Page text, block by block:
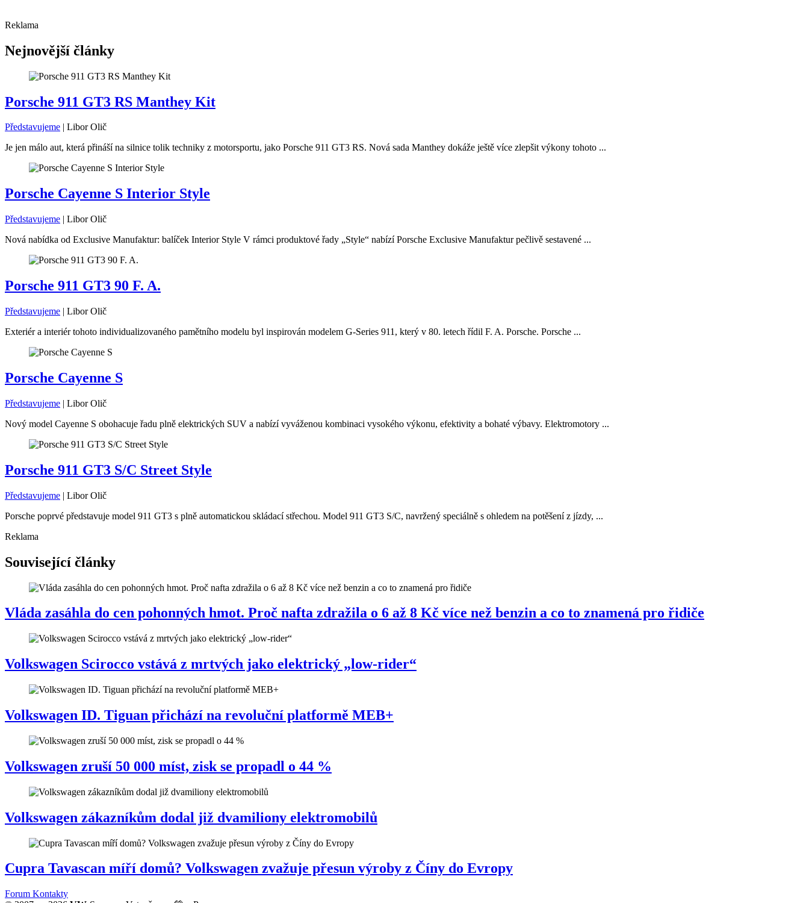
Reklama
Nejnovější články
Porsche 911 GT3 RS Manthey Kit
Představujeme | Libor Olič
Je jen málo aut, která přináší na silnice tolik techniky z motorsportu, jako Porsche 911 GT3 RS. Nová sada Manthey dokáže ještě více zlepšit výkony tohoto ...
Porsche Cayenne S Interior Style
Představujeme | Libor Olič
Nová nabídka od Exclusive Manufaktur: balíček Interior Style V rámci produktové řady „Style“ nabízí Porsche Exclusive Manufaktur pečlivě sestavené ...
Porsche 911 GT3 90 F. A.
Představujeme | Libor Olič
Exteriér a interiér tohoto individualizovaného pamětního modelu byl inspirován modelem G-Series 911, který v 80. letech řídil F. A. Porsche. Porsche ...
Porsche Cayenne S
Představujeme | Libor Olič
Nový model Cayenne S obohacuje řadu plně elektrických SUV a nabízí vyváženou kombinaci vysokého výkonu, efektivity a bohaté výbavy. Elektromotory ...
Porsche 911 GT3 S/C Street Style
Představujeme | Libor Olič
Porsche poprvé představuje model 911 GT3 s plně automatickou skládací střechou. Model 911 GT3 S/C, navržený speciálně s ohledem na potěšení z jízdy, ...
Reklama
Související články
Vláda zasáhla do cen pohonných hmot. Proč nafta zdražila o 6 až 8 Kč více než benzin a co to znamená pro řidiče
Volkswagen Scirocco vstává z mrtvých jako elektrický „low-rider“
Volkswagen ID. Tiguan přichází na revoluční platformě MEB+
Volkswagen zruší 50 000 míst, zisk se propadl o 44 %
Volkswagen zákazníkům dodal již dvamiliony elektromobilů
Cupra Tavascan míří domů? Volkswagen zvažuje přesun výroby z Číny do Evropy
Forum Kontakty